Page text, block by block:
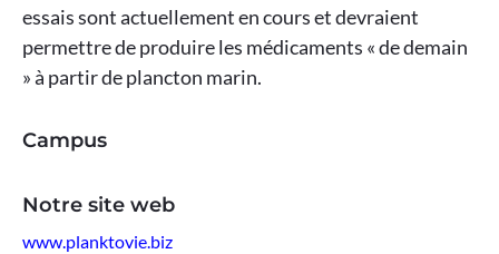
essais sont actuellement en cours et devraient
permettre de produire les médicaments « de demain
» à partir de plancton marin.
Campus
Notre site web
www.planktovie.biz